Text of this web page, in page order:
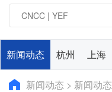
新闻动态 杭州 上海
新闻动态 > 新闻动态